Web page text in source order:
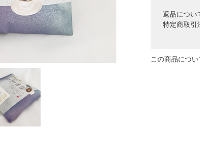
返品につい
特定商取引
この商品につ